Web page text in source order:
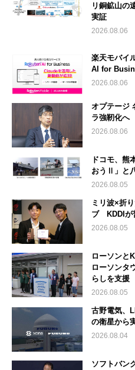
リ銅鉱山の
実証
2026.08.06
楽天モバイ
AI for
2026.08.06
オプテージ
ラ強靭化へ
2026.08.06
ドコモ、熊
おうⅡ」と
2026.08.05
ミリ波×折
ブ KDDIが
2026.08.05
ローソンと
ローソンタ
らしを支援
2026.08.05
古野電気、
の衛星から
2026.08.04
ソフトバン